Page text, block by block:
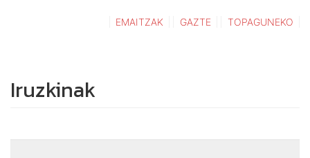
EMAITZAK GAZTE TOPAGUNEKO
Iruzkinak